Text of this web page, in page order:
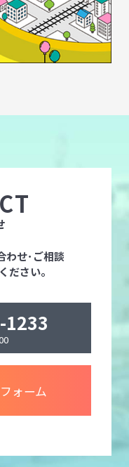
わせ･ご相談
ださい。
1233
ォーム